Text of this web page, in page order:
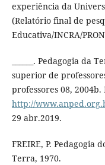
experiência da
(Relatório final de
Educativa/INCRA/
______. Pedagogia
superior de
professores 08, 2004b.
http://
29 abr.2019.
FREIRE, P. Pedagogia
Terra, 1970.